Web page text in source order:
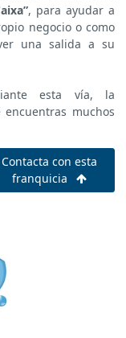
, para ayudar a
negocio o como
una salida a su
esta vía, la
muchos
Contacta con esta
franquicia